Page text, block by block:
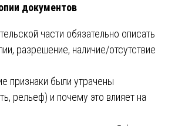
документов
части обязательно описать
разрешение, наличие/отсутствие
признаки были утрачены
рельеф) и почему это влияет на